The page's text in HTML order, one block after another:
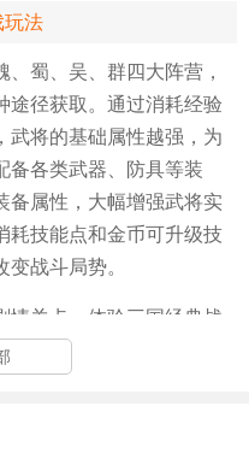
玩法
蜀、吴、群四大阵营，
途径获取。通过消耗经验
武将的基础属性越强，为
备各类武器、防具等装
备属性，大幅增强武将实
耗技能点和金币可升级技
战斗局势。
情关卡，体验三国经典战
关都有不同的敌方阵容，
，要依据对手阵容灵活调